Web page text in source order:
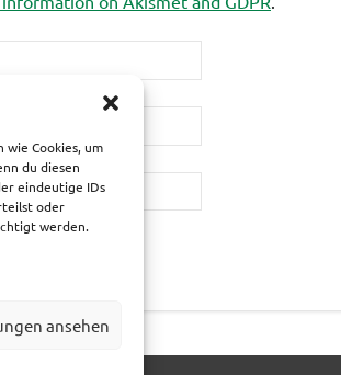
Cookies, um
du diesen
eindeutige IDs
oder
werden.
ansehen